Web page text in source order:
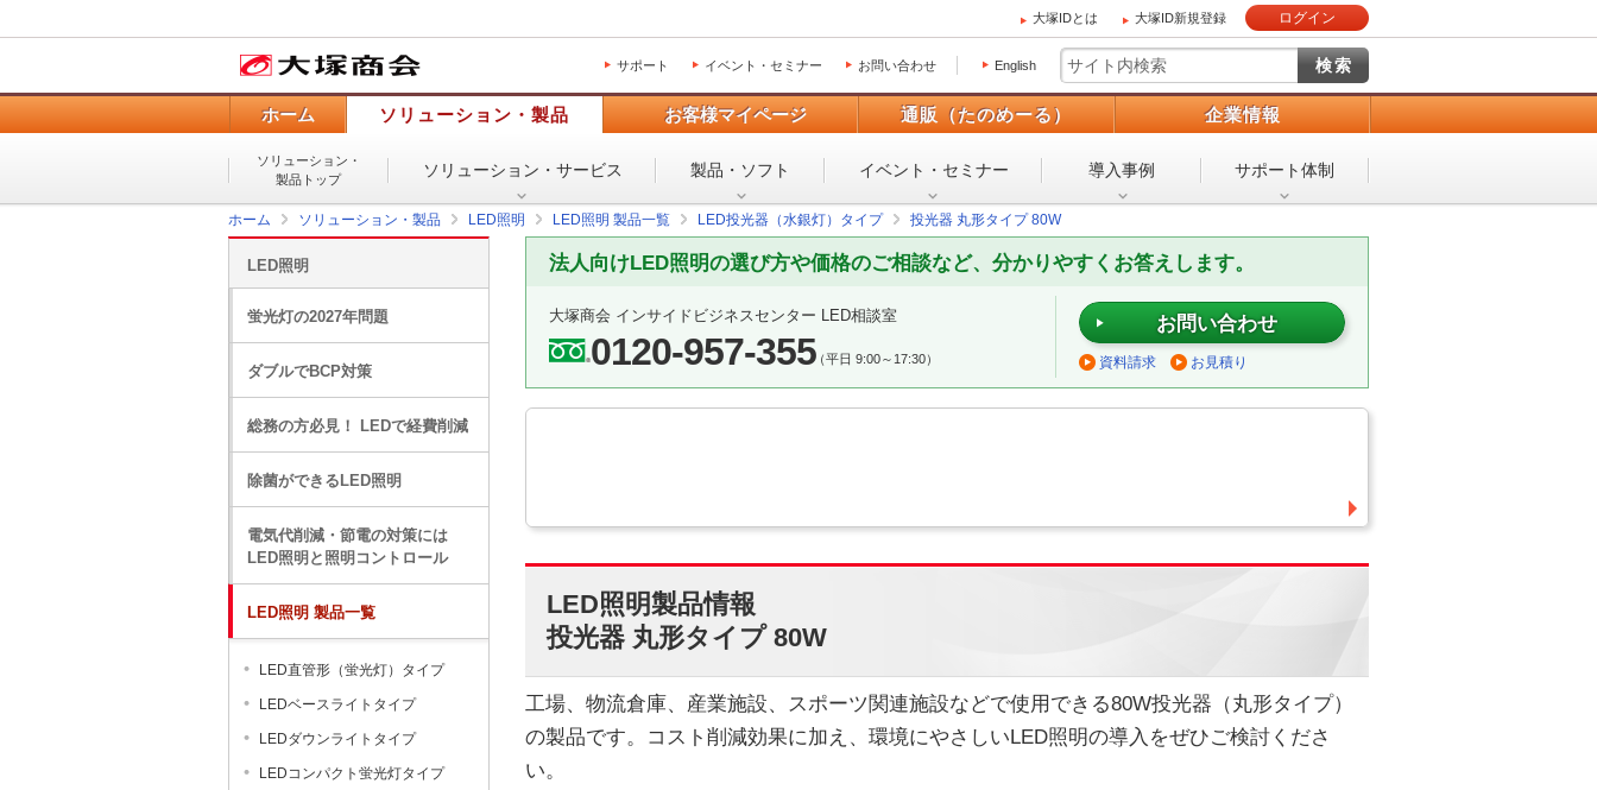
大塚IDとは 大塚ID新規登録 ログイン
サポート イベント・セミナー お問い合わせ English
ホーム ソリューション・製品 お客様マイページ 通販（たのめーる） 企業情報
ソリューション・
製品トップ
ソリューション・ サービス 製品・ソフト イベント・ セミナー 導入事例 サポート体制
ホーム ソリューション・製品 LED照明 LED照明 製品一覧 LED投光器（水銀灯）タイプ 投光器 丸形タイプ 80W
法人向けLED照明の選び方や価格のご相談など、分かりやすくお答えします。
大塚商会 インサイドビジネスセンター LED相談室
0120-957-355（平日 9:00～17:30）
お問い合わせ
資料請求 お見積り
LED照明製品情報
投光器 丸形タイプ 80W
工場、物流倉庫、産業施設、スポーツ関連施設などで使用できる80W投光器（丸形タイプ）
の製品です。コスト削減効果に加え、環境にやさしいLED照明の導入をぜひご検討くださ
い。
LED照明
蛍光灯の2027年問題
ダブルでBCP対策
総務の方必見！ LEDで経費削減
除菌ができるLED照明
電気代削減・節電の対策には
LED照明と照明コントロール
LED照明 製品一覧
LED直管形（蛍光灯）タイプ
LEDベースライトタイプ
LEDダウンライトタイプ
LEDコンパクト蛍光灯タイプ